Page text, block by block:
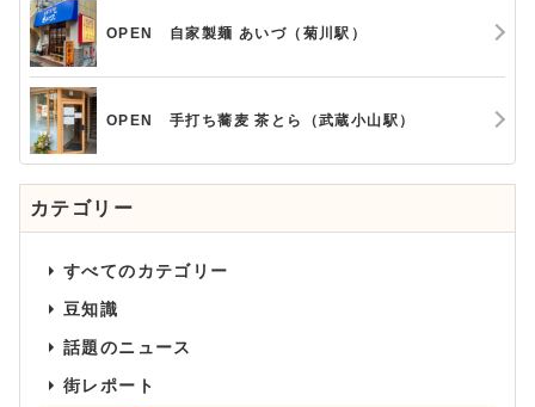
OPEN 自家製麺 あいづ（菊川駅）
OPEN 手打ち蕎麦 茶とら（武蔵小山駅）
カテゴリー
すべてのカテゴリー
豆知識
話題のニュース
街レポート